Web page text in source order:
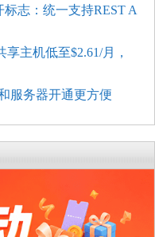
标志：统一支持REST A
主机低至$2.61/月，
服务器开通更方便